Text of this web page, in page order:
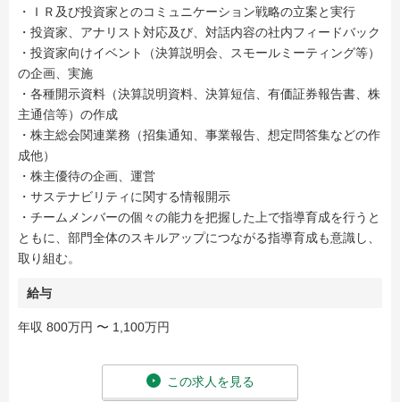
・ＩＲ及び投資家とのコミュニケーション戦略の立案と実行
・投資家、アナリスト対応及び、対話内容の社内フィードバック
・投資家向けイベント（決算説明会、スモールミーティング等）
の企画、実施
・各種開示資料（決算説明資料、決算短信、有価証券報告書、株
主通信等）の作成
・株主総会関連業務（招集通知、事業報告、想定問答集などの作
成他）
・株主優待の企画、運営
・サステナビリティに関する情報開示
・チームメンバーの個々の能力を把握した上で指導育成を行うと
ともに、部門全体のスキルアップにつながる指導育成も意識し、
取り組む。
給与
年収 800万円 〜 1,100万円
この求人を見る